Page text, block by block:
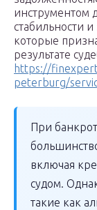
инструментом
стабильности
которые
результате
https://
peterburg/
При
включая
судом.
такие как